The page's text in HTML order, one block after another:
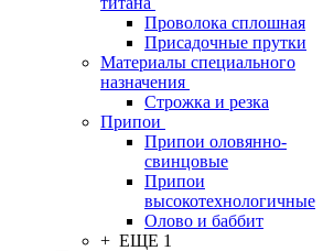
Проволока сплошная
Присадочные прутки
Материалы специального
назначения
Строжка и резка
Припои
Припои оловянно-
свинцовые
Припои
высокотехнологичные
Олово и баббит
+ ЕЩЕ 1